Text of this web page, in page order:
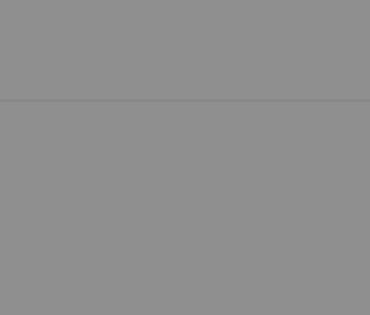
на автоматите на BOX NOW
"Наложен платеж" с плащане в брой.